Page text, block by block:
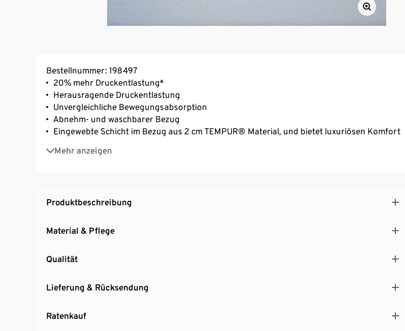
Bestellnummer: 198497
20% mehr Druckentlastung*
Herausragende Druckentlastung
Unvergleichliche Bewegungsabsorption
Abnehm- und waschbarer Bezug
Eingewebte Schicht im Bezug aus 2 cm TEMPUR® Material, und bietet luxuriösen Komfort
Mehr anzeigen
TÜV Rheinland zertifiziert
Made in Green by OEKO®-TEX
Produktbeschreibung
Material & Pflege
Qualität
Lieferung & Rücksendung
Ratenkauf